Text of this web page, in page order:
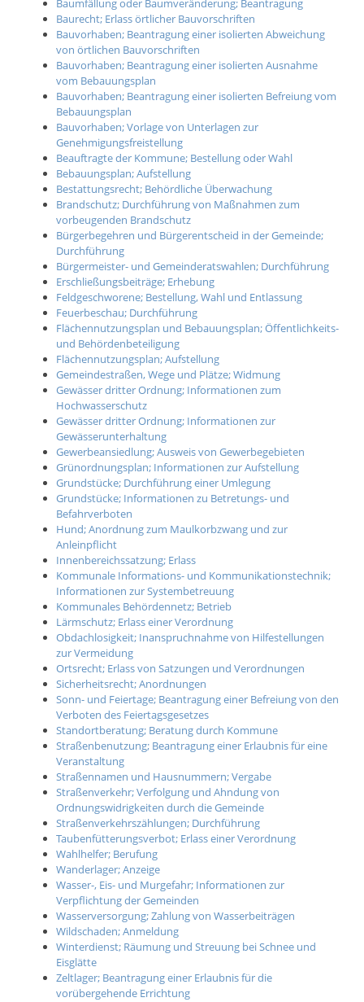
Baumfällung oder Baumveränderung; Beantragung
Baurecht; Erlass örtlicher Bauvorschriften
Bauvorhaben; Beantragung einer isolierten Abweichung
von örtlichen Bauvorschriften
Bauvorhaben; Beantragung einer isolierten Ausnahme
vom Bebauungsplan
Bauvorhaben; Beantragung einer isolierten Befreiung vom
Bebauungsplan
Bauvorhaben; Vorlage von Unterlagen zur
Genehmigungsfreistellung
Beauftragte der Kommune; Bestellung oder Wahl
Bebauungsplan; Aufstellung
Bestattungsrecht; Behördliche Überwachung
Brandschutz; Durchführung von Maßnahmen zum
vorbeugenden Brandschutz
Bürgerbegehren und Bürgerentscheid in der Gemeinde;
Durchführung
Bürgermeister- und Gemeinderatswahlen; Durchführung
Erschließungsbeiträge; Erhebung
Feldgeschworene; Bestellung, Wahl und Entlassung
Feuerbeschau; Durchführung
Flächennutzungsplan und Bebauungsplan; Öffentlichkeits-
und Behördenbeteiligung
Flächennutzungsplan; Aufstellung
Gemeindestraßen, Wege und Plätze; Widmung
Gewässer dritter Ordnung; Informationen zum
Hochwasserschutz
Gewässer dritter Ordnung; Informationen zur
Gewässerunterhaltung
Gewerbeansiedlung; Ausweis von Gewerbegebieten
Grünordnungsplan; Informationen zur Aufstellung
Grundstücke; Durchführung einer Umlegung
Grundstücke; Informationen zu Betretungs- und
Befahrverboten
Hund; Anordnung zum Maulkorbzwang und zur
Anleinpflicht
Innenbereichssatzung; Erlass
Kommunale Informations- und Kommunikationstechnik;
Informationen zur Systembetreuung
Kommunales Behördennetz; Betrieb
Lärmschutz; Erlass einer Verordnung
Obdachlosigkeit; Inanspruchnahme von Hilfestellungen
zur Vermeidung
Ortsrecht; Erlass von Satzungen und Verordnungen
Sicherheitsrecht; Anordnungen
Sonn- und Feiertage; Beantragung einer Befreiung von den
Verboten des Feiertagsgesetzes
Standortberatung; Beratung durch Kommune
Straßenbenutzung; Beantragung einer Erlaubnis für eine
Veranstaltung
Straßennamen und Hausnummern; Vergabe
Straßenverkehr; Verfolgung und Ahndung von
Ordnungswidrigkeiten durch die Gemeinde
Straßenverkehrszählungen; Durchführung
Taubenfütterungsverbot; Erlass einer Verordnung
Wahlhelfer; Berufung
Wanderlager; Anzeige
Wasser-, Eis- und Murgefahr; Informationen zur
Verpflichtung der Gemeinden
Wasserversorgung; Zahlung von Wasserbeiträgen
Wildschaden; Anmeldung
Winterdienst; Räumung und Streuung bei Schnee und
Eisglätte
Zeltlager; Beantragung einer Erlaubnis für die
vorübergehende Errichtung